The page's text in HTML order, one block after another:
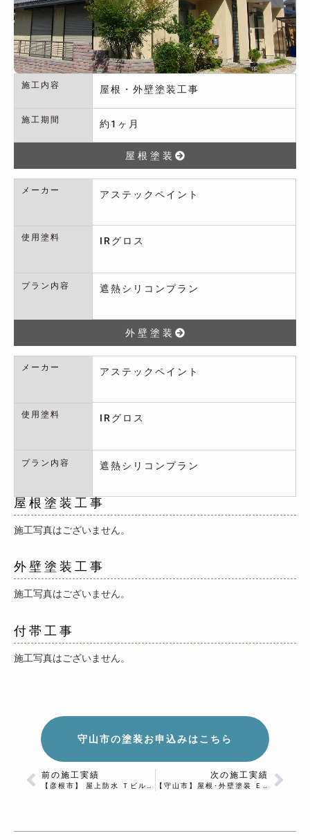
施工内容 屋根・外壁塗装工事
施工期間 約1ヶ月
屋根塗装
メーカー アステックペイント
使用塗料 IRグロス
プラン内容 遮熱シリコンプラン
外壁塗装
メーカー アステックペイント
使用塗料 IRグロス
プラン内容 遮熱シリコンプラン
屋根塗装工事
施工写真はございません。
外壁塗装工事
施工写真はございません。
付帯工事
施工写真はございません。
守山市の塗装お申込みはこちら
前の施工実績
【彦根市】 屋上防水 Ｔビル様
次の施工実績
【守山市】屋根･外壁塗装 Ｅ様邸